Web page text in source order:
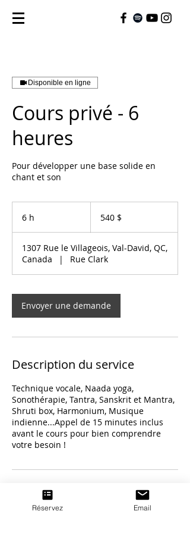
Disponible en ligne
Cours privé - 6
heures
Pour développer une base solide en
chant et son
6 h 540 $
1307 Rue le Villageois, Val-David, QC,
Canada
| Rue Clark
Envoyer une demande
Description du service
Technique vocale, Naada yoga,
Sonothérapie, Tantra, Sanskrit et Mantra,
Shruti box, Harmonium, Musique
indienne...Appel de 15 minutes inclus
avant le cours pour bien comprendre
votre besoin !
Coordonnées
Réservez Email